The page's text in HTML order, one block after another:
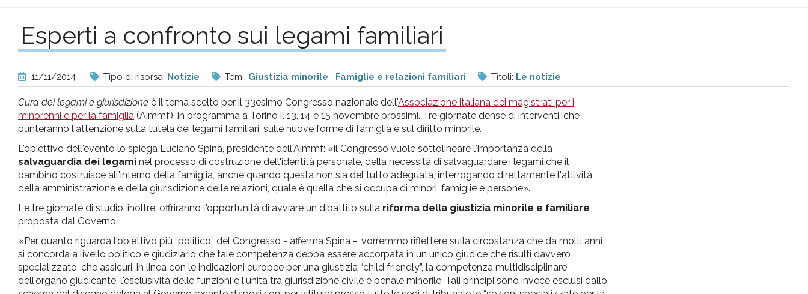
e
analisi
pr
l'infanzia
e
l'adolescenza
Esperti a confronto sui legami familiari
11/11/2014 Tipo di risorsa: Notizie Temi: Giustizia minorile Famiglie e relazioni familiari Titoli: Le notizie
Cura dei legami e giurisdizione è il tema scelto per il 33esimo Congresso nazionale dell'Associazione italiana dei magistrati per i
minorenni e per la famiglia (Aimmf), in programma a Torino il 13, 14 e 15 novembre prossimi. Tre giornate dense di interventi, che
punteranno l'attenzione sulla tutela dei legami familiari, sulle nuove forme di famiglia e sul diritto minorile.
L'obiettivo dell'evento lo spiega Luciano Spina, presidente dell'Aimmf: «il Congresso vuole sottolineare l'importanza della
salvaguardia dei legami nel processo di costruzione dell'identità personale, della necessità di salvaguardare i legami che il
bambino costruisce all'interno della famiglia, anche quando questa non sia del tutto adeguata, interrogando direttamente l'attività
della amministrazione e della giurisdizione delle relazioni, quale è quella che si occupa di minori, famiglie e persone».
Le tre giornate di studio, inoltre, offriranno l'opportunità di avviare un dibattito sulla riforma della giustizia minorile e familiare
proposta dal Governo.
«Per quanto riguarda l'obiettivo più “politico” del Congresso - afferma Spina -, vorremmo riflettere sulla circostanza che da molti anni
si concorda a livello politico e giudiziario che tale competenza debba essere accorpata in un unico giudice che risulti davvero
specializzato, che assicuri, in linea con le indicazioni europee per una giustizia “child friendly”, la competenza multidisciplinare
dell'organo giudicante, l'esclusività delle funzioni e l'unità tra giurisdizione civile e penale minorile. Tali principi sono invece esclusi dallo